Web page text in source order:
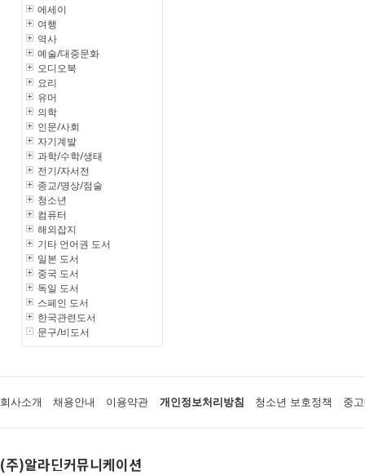
에세이
여행
역사
예술/대중문화
오디오북
요리
유머
의학
인문/사회
자기계발
과학/수학/생태
전기/자서전
종교/명상/점술
청소년
컴퓨터
해외잡지
기타 언어권 도서
일본 도서
중국 도서
독일 도서
스페인 도서
한국관련도서
문구/비도서
회사소개 채용안내 이용약관 개인정보처리방침 청소년 보호정책 중
(주)알라딘커뮤니케이션